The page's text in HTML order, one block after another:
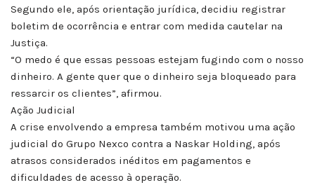
Segundo ele, após orientação jurídica, decidiu registrar
boletim de ocorrência e entrar com medida cautelar na
Justiça.
“O medo é que essas pessoas estejam fugindo com o nosso
dinheiro. A gente quer que o dinheiro seja bloqueado para
ressarcir os clientes”, afirmou.
Ação Judicial
A crise envolvendo a empresa também motivou uma ação
judicial do Grupo Nexco contra a Naskar Holding, após
atrasos considerados inéditos em pagamentos e
dificuldades de acesso à operação.